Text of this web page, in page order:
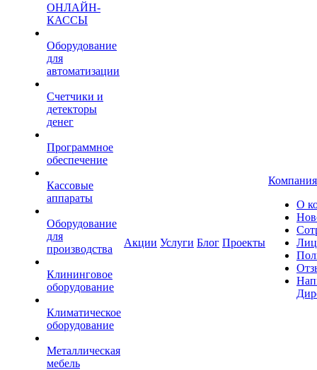
ОНЛАЙН-
КАССЫ
Оборудование
для
автоматизации
Счетчики и
детекторы
денег
Программное
обеспечение
Кассовые
аппараты
Оборудование
для
производства
Клининговое
оборудование
Климатическое
оборудование
Металлическая
мебель
Акции Услуги Блог Проекты
Компания
О